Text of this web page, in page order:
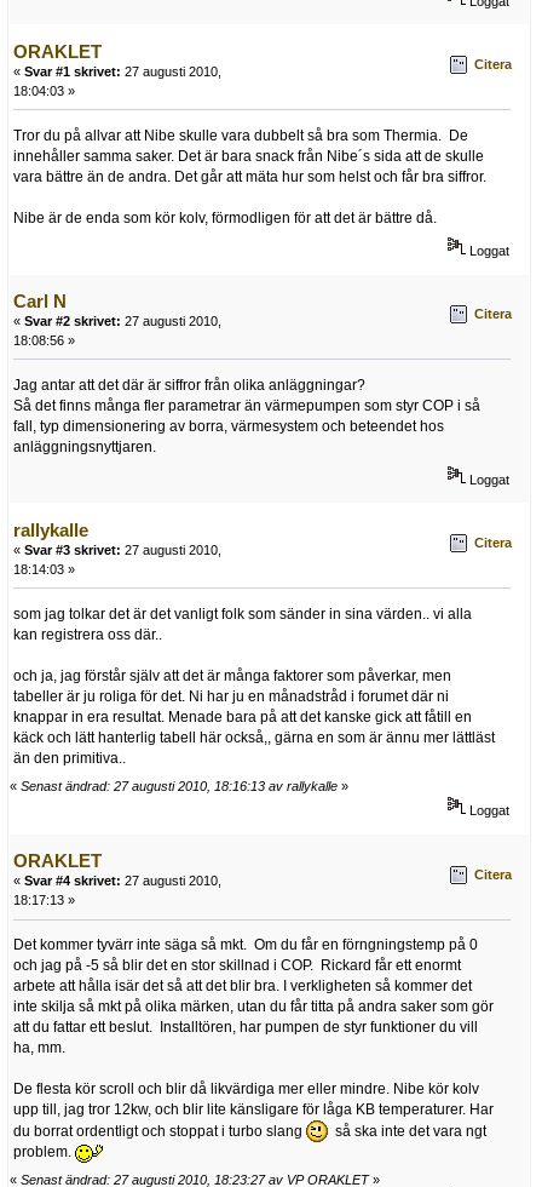
ORAKLET
« Svar #1 skrivet: 27 augusti 2010,
18:04:03 »
Citera
Tror du på allvar att Nibe skulle vara dubbelt så bra som Thermia. De
innehåller samma saker. Det är bara snack från Nibe´s sida att de skulle
vara bättre än de andra. Det går att mäta hur som helst och får bra siffror.
Nibe är de enda som kör kolv, förmodligen för att det är bättre då.
Loggat
Carl N
« Svar #2 skrivet: 27 augusti 2010,
18:08:56 »
Citera
Jag antar att det där är siffror från olika anläggningar?
Så det finns många fler parametrar än värmepumpen som styr COP i så
fall, typ dimensionering av borra, värmesystem och beteendet hos
anläggningsnyttjaren.
Loggat
rallykalle
« Svar #3 skrivet: 27 augusti 2010,
18:14:03 »
Citera
som jag tolkar det är det vanligt folk som sänder in sina värden.. vi alla
kan registrera oss där..
och ja, jag förstår själv att det är många faktorer som påverkar, men
tabeller är ju roliga för det. Ni har ju en månadstråd i forumet där ni
knappar in era resultat. Menade bara på att det kanske gick att fåtill en
käck och lätt hanterlig tabell här också,, gärna en som är ännu mer lättläst
än den primitiva..
« Senast ändrad: 27 augusti 2010, 18:16:13 av rallykalle »
Loggat
ORAKLET
« Svar #4 skrivet: 27 augusti 2010,
18:17:13 »
Citera
Det kommer tyvärr inte säga så mkt. Om du får en förngningstemp på 0
och jag på -5 så blir det en stor skillnad i COP. Rickard får ett enormt
arbete att hålla isär det så att det blir bra. I verkligheten så kommer det
inte skilja så mkt på olika märken, utan du får titta på andra saker som gör
att du fattar ett beslut. Installtören, har pumpen de styr funktioner du vill
ha, mm.
De flesta kör scroll och blir då likvärdiga mer eller mindre. Nibe kör kolv
upp till, jag tror 12kw, och blir lite känsligare för låga KB temperaturer. Har
du borrat ordentligt och stoppat i turbo slang
så ska inte det vara ngt
problem.
« Senast ändrad: 27 augusti 2010, 18:23:27 av VP ORAKLET»